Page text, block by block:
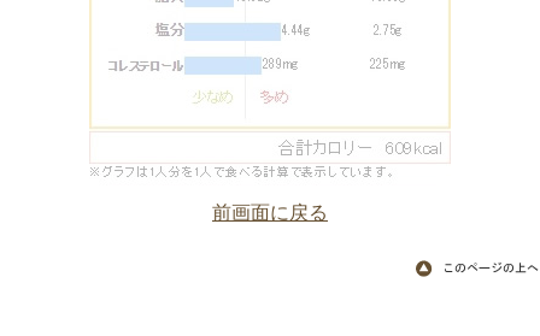
前画面に戻る